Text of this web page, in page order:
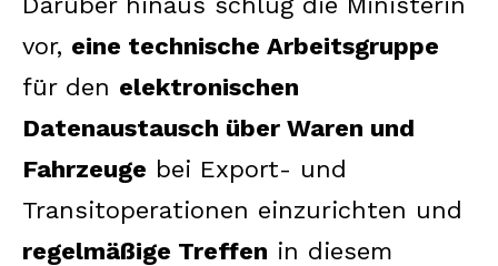
vor, eine technische Arbeitsgruppe
für den elektronischen
Datenaustausch über Waren und
Fahrzeuge bei Export- und
Transitoperationen einzurichten und
regelmäßige Treffen in diesem